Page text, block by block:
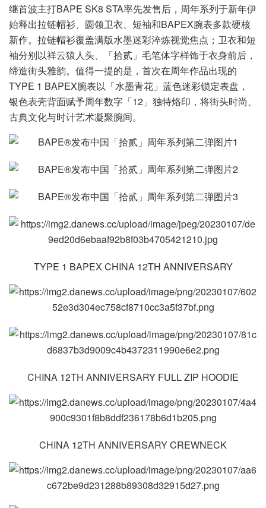
继首波主打BAPE SK8 STA率先发售后，周年系列于新年伊
始释出拉链帽衫、圆领卫衣、短袖和BAPEX腕表多款硬核
新作。拉链帽衫覆盖满版水墨迷彩淬炼视觉焦点；卫衣和短
袖分别以祥云猿人头、「拾贰」毛笔体字样饰于衣身前后，
缔造街头雅韵。值得一提的是，首次在周年作品出现的
TYPE 1 BAPEX腕表以「水墨青花」蓝色迷彩锁定表盘，
银色表壳背面赋予周年数字「12」独特烙印，将街头时尚、
古典文化与时计艺术凝聚腕间。
TYPE 1 BAPEX CHINA 12TH ANNIVERSARY
CHINA 12TH ANNIVERSARY FULL ZIP HOODIE
CHINA 12TH ANNIVERSARY CREWNECK